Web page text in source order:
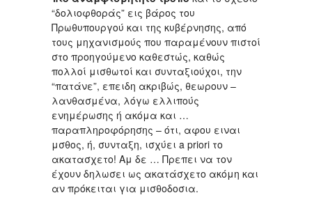
“δολιοφθοράς” εις βάρος του
Πρωθυπουργού και της κυβέρνησης, από
τους μηχανισμούς που παραμένουν πιστοί
στο προηγούμενο καθεστώς, καθώς
πολλοί μισθωτοί και συνταξιούχοι, την
“πατάνε”, επειδη ακριβώς, θεωρουν –
λανθασμένα, λόγω ελλιπούς
ενημέρωσης ή ακόμα και …
παραπληροφόρησης – ότι, αφου ειναι
μσθος, ή, συνταξη, ισχύει a priori το
ακατασχετο! Αμ δε … Πρεπει να τον
έχουν δηλωσει ως ακατάσχετο ακόμη και
αν πρόκειται για μισθοδοσια.